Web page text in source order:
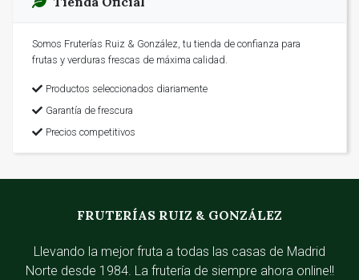
Somos Fruterías Ruiz & González, tu tienda de confianza para
frutas y verduras frescas de máxima calidad.
Productos seleccionados diariamente
Garantía de frescura
Precios competitivos
FRUTERÍAS RUIZ & GONZÁLEZ
Llevando la mejor fruta a todas las casas de Madrid
Norte desde 1984. La frutería de siempre ahora online!!